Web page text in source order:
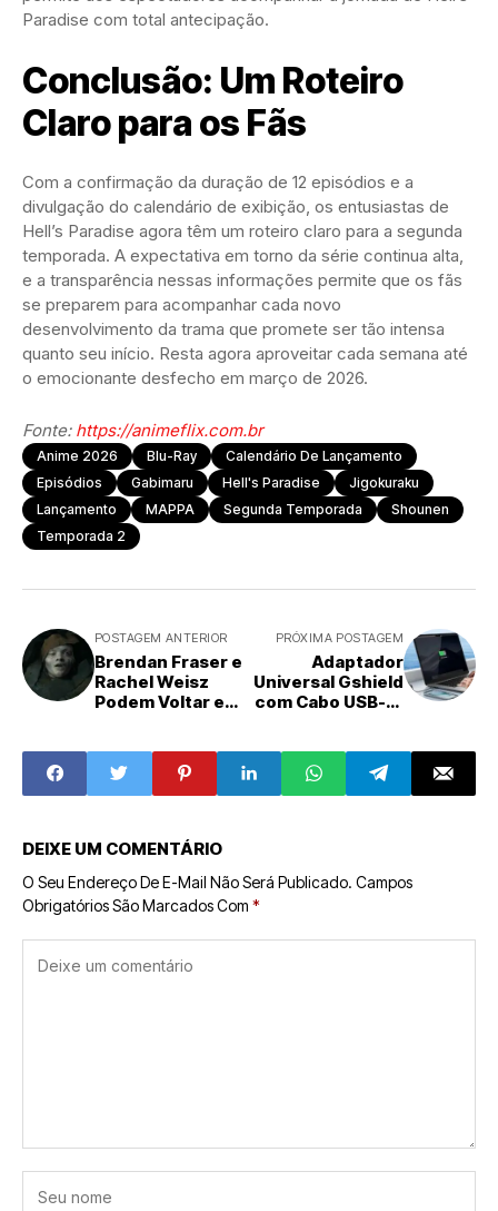
Paradise com total antecipação.
Conclusão: Um Roteiro
Claro para os Fãs
Com a confirmação da duração de 12 episódios e a
divulgação do calendário de exibição, os entusiastas de
Hell’s Paradise agora têm um roteiro claro para a segunda
temporada. A expectativa em torno da série continua alta,
e a transparência nessas informações permite que os fãs
se preparem para acompanhar cada novo
desenvolvimento da trama que promete ser tão intensa
quanto seu início. Resta agora aproveitar cada semana até
o emocionante desfecho em março de 2026.
Fonte: https://animeflix.com.br
Anime 2026 Blu-Ray
Calendário De Lançamento
Episódios
Gabimaru Hell's Paradise
Jigokuraku
Lançamento
MAPPA Segunda Temporada
Shounen
Temporada 2
POSTAGEM ANTERIOR
Brendan Fraser e
Rachel Weisz
Podem Voltar em
PRÓXIMA POSTAGEM
Adaptador
Universal Gshield
com Cabo USB-C:
DEIXE UM COMENTÁRIO
O Seu Endereço De E-Mail Não Será Publicado. Campos
Obrigatórios São Marcados Com *